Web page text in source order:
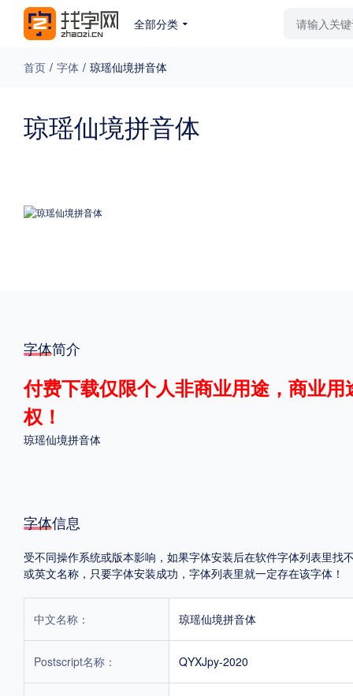
全部分类
免费下载 收费下载 更多
格式
.TTF
中国大陆
POP字体下载 字库打包下载 海报素材下载
字体新闻 字体文章 字体程序 字体人物 字体网站
首页 / 字体 / 琼瑶仙境拼音体
琼瑶仙境拼音体
字体简介
付费下载仅限个人非商业用途，商业
权！
琼瑶仙境拼音体
字体信息
受不同操作系统或版本影响，如果字体安装后在软件字体列表里
或英文名称，只要字体安装成功，字体列表里就一定存在该字体！
中文名称： 琼瑶仙境拼音体
Postscript名称： QYXJpy-2020